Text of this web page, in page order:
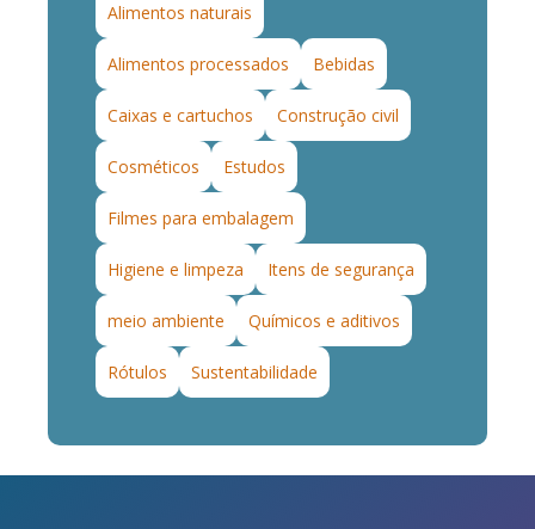
Alimentos naturais
Alimentos processados Bebidas
Caixas e cartuchos Construção civil
Cosméticos Estudos
Filmes para embalagem
Higiene e limpeza Itens de segurança
meio ambiente Químicos e aditivos
Rótulos Sustentabilidade